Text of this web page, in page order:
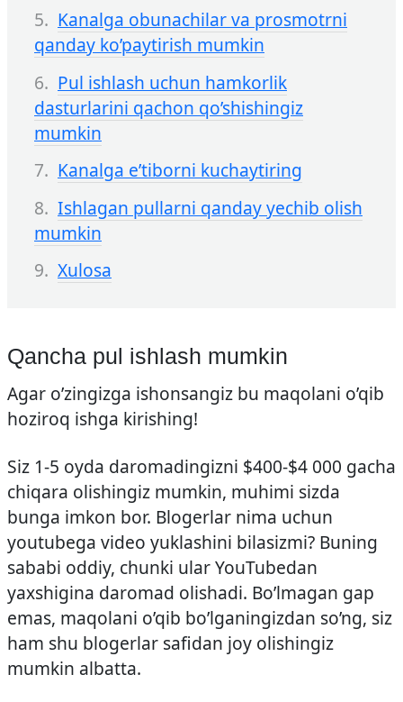
Kanalga obunachilar va prosmotrni
qanday ko’paytirish mumkin
Pul ishlash uchun hamkorlik
dasturlarini qachon qo’shishingiz
mumkin
Kanalga e’tiborni kuchaytiring
Ishlagan pullarni qanday yechib olish
mumkin
Xulosa
Qancha pul ishlash mumkin
Agar o’zingizga ishonsangiz bu maqolani o’qib
hoziroq ishga kirishing!
Siz 1-5 oyda daromadingizni $400-$4 000 gacha
chiqara olishingiz mumkin, muhimi sizda
bunga imkon bor. Blogerlar nima uchun
youtubega video yuklashini bilasizmi? Buning
sababi oddiy, chunki ular YouTubedan
yaxshigina daromad olishadi. Bo’lmagan gap
emas, maqolani o’qib bo’lganingizdan so’ng, siz
ham shu blogerlar safidan joy olishingiz
mumkin albatta.